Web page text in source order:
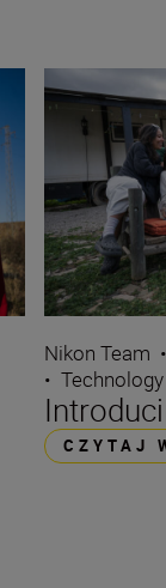
Nikon Team
•
CZYTAJ